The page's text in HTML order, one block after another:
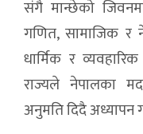
संगै मान्छेको
गणित, सामाजिक र
धार्मिक र
राज्यले नेपालका
अनुमति दिदै